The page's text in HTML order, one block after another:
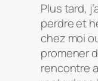
Plus tard,
perdre et
chez moi
promener
rencontre